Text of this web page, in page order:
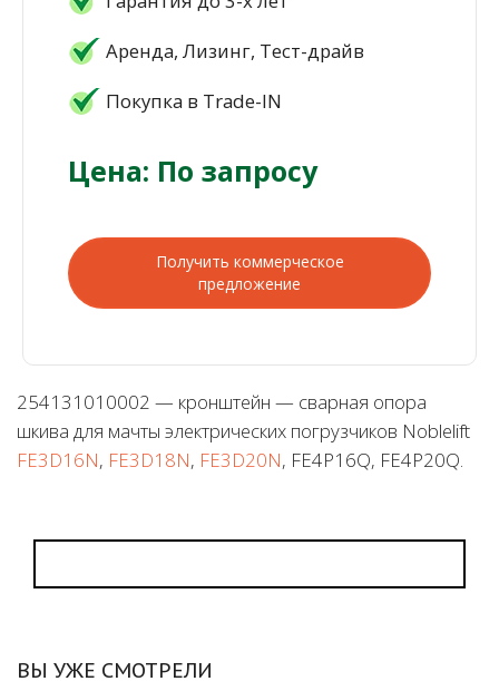
Аренда, Лизинг, Тест-драйв
Покупка в Trade-IN
Цена: По запросу
Получить коммерческое
предложение
254131010002 — кронштейн — сварная опора
шкива для мачты электрических погрузчиков Noblelift
FE3D16N, FE3D18N, FE3D20N, FE4P16Q, FE4P20Q.
ВЫ УЖЕ СМОТРЕЛИ